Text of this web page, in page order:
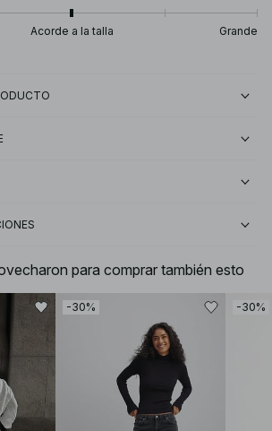
Acorde a la talla Grande
para comprar también esto
-30% -30%